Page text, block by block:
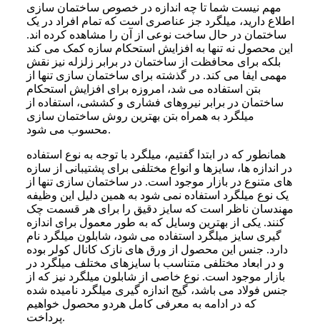
مهم نیست شما تا چه اندازه در خصوص ساختمان سازی
اطلاع دارید، میلگرد جز عناصری است که تمام افراد در یک
ساختمان در حال ساخت نوعی از آن را مشاهده کرده اند.
این محصول نه تنها به افزایش استحکام سازه کمک می کند
بلکه برای محافظت از ساختمان در برابر زلزله نیز نقش
مهمی ایفا می کند. در گذشته برای ساختمان سازی تنها از
بتن استفاده می شد، امروزه برای افزایش استحکام
ساختمان در برابر نیروهای فشاری و کششی، استفاده از
میلگرد به همراه بتن بهترین روش ساختمان سازی
محسوب می شود.
همانطور که در ابتدا گفتیم، میلگرد با توجه به نوع استفاده
در اندازه ها، سایزها و انواع مختلفی برای پشتیبانی از سازه
های متنوع در بازار موجود است. در ساختمان سازی تنها از
یک نوع میلگرد استفاده نمی شود به همین دلیل این وظیفه
مهندسان ناظر است که سایز دقیق را برای هر قسمت چک
کنند. یکی از بهترین وسایل که به طور معمول برای اندازه
گیری سایز میلگرد استفاده می شود، شابلون میلگرد نام
دارد. جنس این محصول از ورق های نازک کانال کولر بوده
و در ابعاد مختلفی متناسب با سایزهای مختلف میلگرد در
بازار موجود است. نوع خاصی از شابلون میلگرد نیز که از
جنس فولاد می باشد، گیج اندازه گیری میلگرد نامیده شده
که در ادامه به معرفی کامل هردو محصول خواهیم
پرداخت.